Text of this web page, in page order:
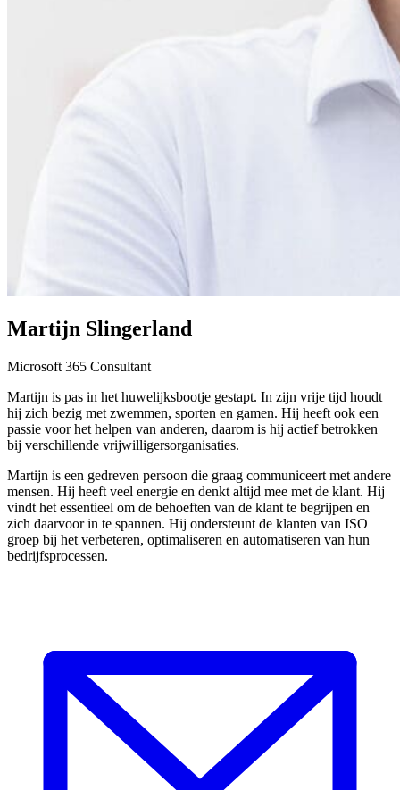
Martijn Slingerland
Microsoft 365 Consultant
Martijn is pas in het huwelijksbootje gestapt. In zijn vrije tijd houdt
hij zich bezig met zwemmen, sporten en gamen. Hij heeft ook een
passie voor het helpen van anderen, daarom is hij actief betrokken
bij verschillende vrijwilligersorganisaties.
Martijn is een gedreven persoon die graag communiceert met andere
mensen. Hij heeft veel energie en denkt altijd mee met de klant. Hij
vindt het essentieel om de behoeften van de klant te begrijpen en
zich daarvoor in te spannen. Hij ondersteunt de klanten van ISO
groep bij het verbeteren, optimaliseren en automatiseren van hun
bedrijfsprocessen.